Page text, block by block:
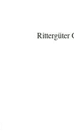
Rittergüter